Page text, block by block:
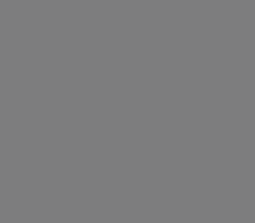
één keer per jaar lanceert Diamanti